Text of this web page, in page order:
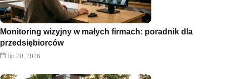
Monitoring wizyjny w małych firmach: poradnik dla
przedsiębiorców
lip 20, 2026